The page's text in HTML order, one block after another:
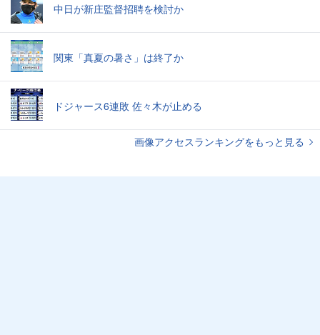
中日が新庄監督招聘を検討か
関東「真夏の暑さ」は終了か
ドジャース6連敗 佐々木が止める
画像アクセスランキングをもっと見る